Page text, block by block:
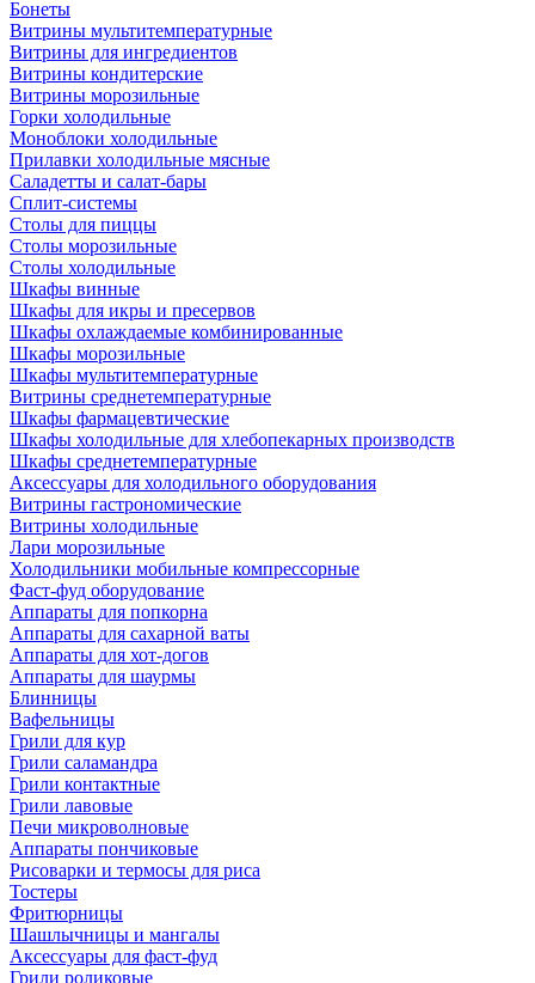
Бонеты
Витрины мультитемпературные
Витрины для ингредиентов
Витрины кондитерские
Витрины морозильные
Горки холодильные
Моноблоки холодильные
Прилавки холодильные мясные
Саладетты и салат-бары
Сплит-системы
Столы для пиццы
Столы морозильные
Столы холодильные
Шкафы винные
Шкафы для икры и пресервов
Шкафы охлаждаемые комбинированные
Шкафы морозильные
Шкафы мультитемпературные
Витрины среднетемпературные
Шкафы фармацевтические
Шкафы холодильные для хлебопекарных производств
Шкафы среднетемпературные
Аксессуары для холодильного оборудования
Витрины гастрономические
Витрины холодильные
Лари морозильные
Холодильники мобильные компрессорные
Фаст-фуд оборудование
Аппараты для попкорна
Аппараты для сахарной ваты
Аппараты для хот-догов
Аппараты для шаурмы
Блинницы
Вафельницы
Грили для кур
Грили саламандра
Грили контактные
Грили лавовые
Печи микроволновые
Аппараты пончиковые
Рисоварки и термосы для риса
Тостеры
Фритюрницы
Шашлычницы и мангалы
Аксессуары для фаст-фуд
Грили роликовые